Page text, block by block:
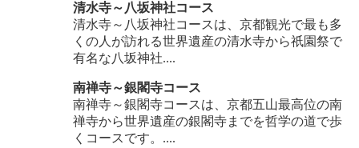
清水寺～八坂神社コース
清水寺～八坂神社コースは、京都観光で最も多
くの人が訪れる世界遺産の清水寺から祇園祭で
有名な八坂神社....
南禅寺～銀閣寺コース
南禅寺～銀閣寺コースは、京都五山最高位の南
禅寺から世界遺産の銀閣寺までを哲学の道で歩
くコースです。....